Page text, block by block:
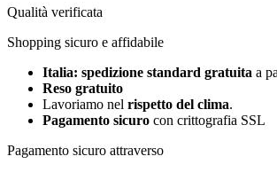
Qualità verificata
Shopping sicuro e affidabile
Italia: spedizione standard gratuita a
Reso gratuito
Lavoriamo nel rispetto del clima.
Pagamento sicuro con crittografia SSL
Pagamento sicuro attraverso